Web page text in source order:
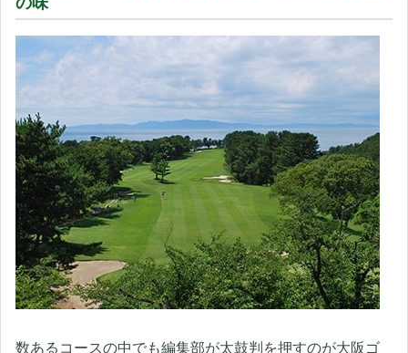
数あるコースの中でも編集部が太鼓判を押すのが大阪ゴ